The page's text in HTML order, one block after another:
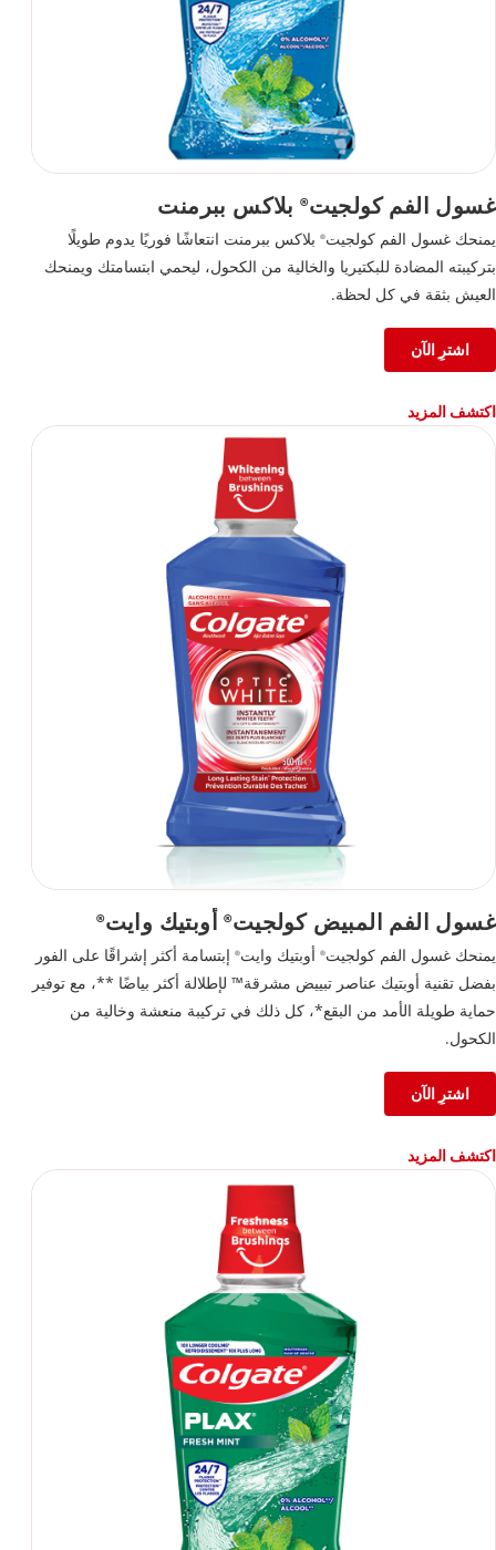
غسول الفم كولجيت®بلاكس ببرمنت
يمنحك غسول الفم كولجيت®
بلاكس ببرمنت انتعاشًا فوريًا يدوم طويلًا
بتركيبته المضادة للبكتيريا والخالية من الكحول، ليحمي ابتسامتك ويمنحك
العيش بثقة في كل لحظة.
اشترِ الآن
اكتشف المزيد
غسول الفم المبيض كولجيت®أوبتيك وايت®
يمنحك غسول الفم كولجيت® أوبتيك وايت® إبتسامة أكثر إشراقًا على الفور
بفضل تقنية أوبتيك عناصر تبييض مشرقة™ لإطلالة أكثر بياضًا **، مع توفير
حماية طويلة الأمد من البقع*، كل ذلك في تركيبة منعشة وخالية من
الكحول.
اشترِ الآن
اكتشف المزيد